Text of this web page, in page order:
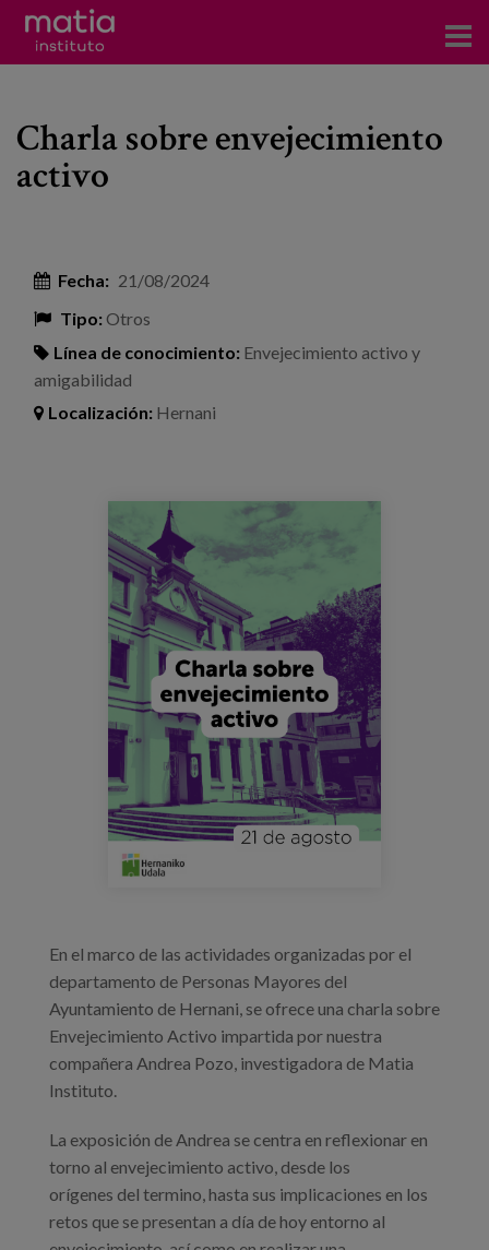
Investigación
Publicaciones
Consultoría
Formación
Eventos
Trabaja con nosotros
Canal de denuncias
Charla sobre envejecimiento
activo
Fecha: 21/08/2024
Tipo:Otros
Línea de conocimiento: Envejecimiento activo y
amigabilidad
Localización: Hernani
publicaciones_eventos_portadas.png
En el marco de las actividades organizadas por el
departamento de Personas Mayores del
Ayuntamiento de Hernani, se ofrece una charla sobre
Envejecimiento Activo impartida por nuestra
compañera Andrea Pozo, investigadora de Matia
Instituto.
La exposición de Andrea se centra en reflexionar en
torno al envejecimiento activo, desde los
orígenes del termino, hasta sus implicaciones en los
retos que se presentan a día de hoy entorno al